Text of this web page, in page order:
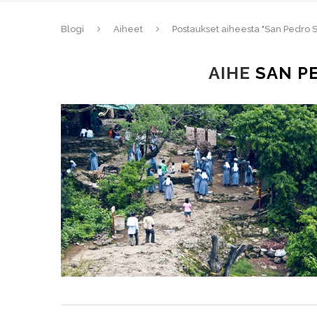
Blogi Aiheet Postaukset aiheesta "San Pedro
AIHESAN